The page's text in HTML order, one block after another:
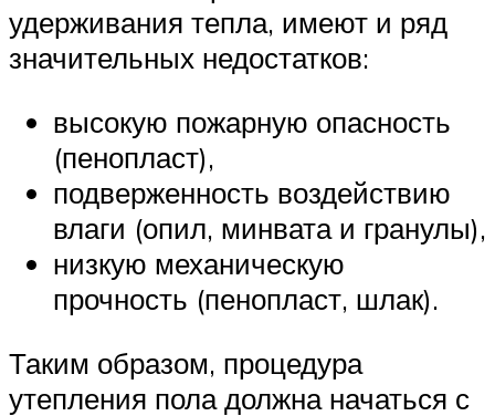
удерживания тепла, имеют и ряд
значительных недостатков:
высокую пожарную опасность
(пенопласт),
подверженность воздействию
влаги (опил, минвата и гранулы),
низкую механическую
прочность (пенопласт, шлак).
Таким образом, процедура
утепления пола должна начаться с